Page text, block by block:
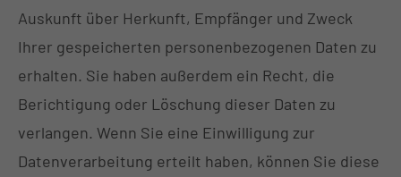
Auskunft über Herkunft, Empfänger und Zweck
Ihrer gespeicherten personenbezogenen Daten zu
erhalten. Sie haben außerdem ein Recht, die
Berichtigung oder Löschung dieser Daten zu
verlangen. Wenn Sie eine Einwilligung zur
Datenverarbeitung erteilt haben, können Sie diese